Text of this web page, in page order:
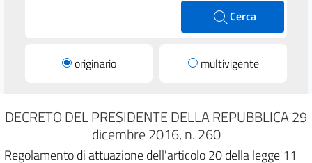
Cerca
originario multivigente
DECRETO DEL PRESIDENTE DELLA REPUBBLICA 29
dicembre 2016, n. 260
Regolamento di attuazione dell'articolo 20 della legge 11